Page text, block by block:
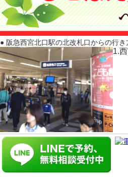
● 阪急西宮北口駅の北改札口からの行き
1.
▼ 続きを読む
● 阪急門戸厄神東駅改札口からの行き方